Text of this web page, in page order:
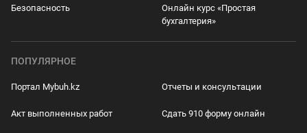
Безопасность
Онлайн курс «Простая
бухгалтерия»
ПОПУЛЯРНОЕ
Портал Mybuh.kz Отчеты и консультации
Акт выполненных работ Сдать 910 форму онлайн